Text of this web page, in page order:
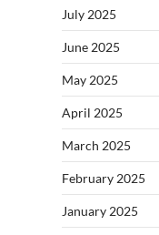
July 2025
June 2025
May 2025
April 2025
March 2025
February 2025
January 2025